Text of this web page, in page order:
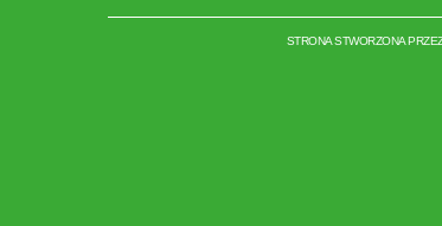
STRONA STWORZONA